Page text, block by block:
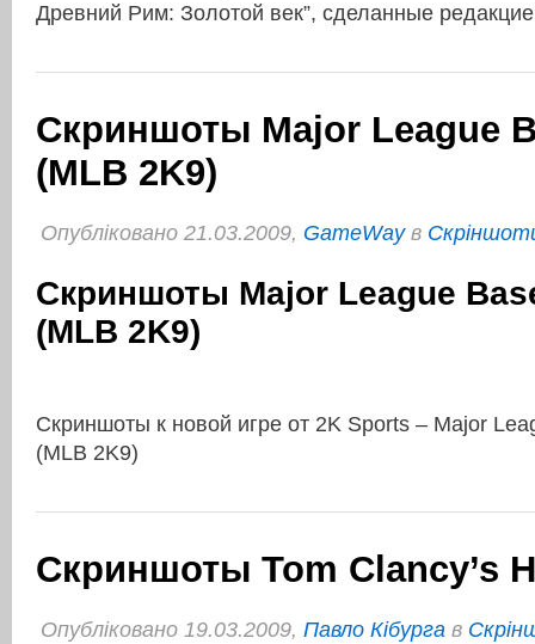
Древний Рим: Золотой век”, сделанные
Скриншоты Major League
(MLB 2K9)
Опубліковано 21.03.2009, GameWayв
Скриншоты Major League
(MLB 2K9)
Скриншоты к новой игре от 2K Sports – Major
(MLB 2K9)
Скриншоты Tom Clancy’s
Опубліковано 19.03.2009, Павло Кібурга в